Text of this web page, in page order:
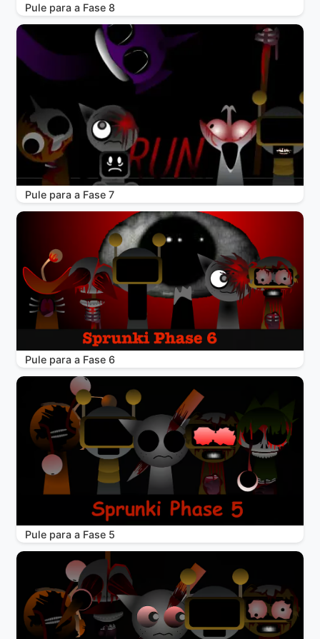
Pule para a Fase 8
Pule para a Fase 7
Pule para a Fase 6
Pule para a Fase 5